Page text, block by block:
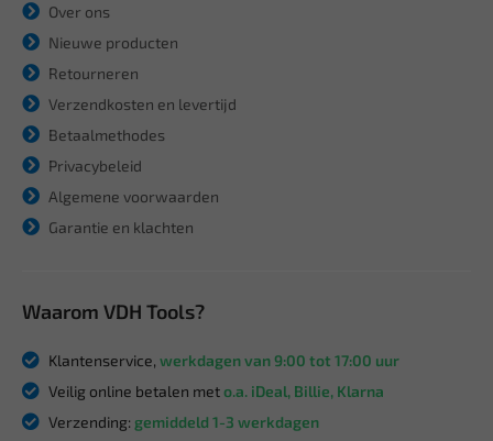
Over ons
Nieuwe producten
Retourneren
Verzendkosten en levertijd
Betaalmethodes
Privacybeleid
Algemene voorwaarden
Garantie en klachten
Waarom VDH Tools?
Klantenservice, werkdagen van 9:00 tot 17:00 uur
Veilig online betalen meto.a. iDeal, Billie, Klarna
Verzending: gemiddeld 1-3 werkdagen